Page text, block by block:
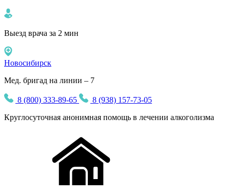
Выезд врача за 2 мин
Новосибирск
Мед. бригад на линии – 7
8 (800) 333-89-65
8 (938) 157-73-05
Круглосуточная анонимная помощь в лечении алкоголизма